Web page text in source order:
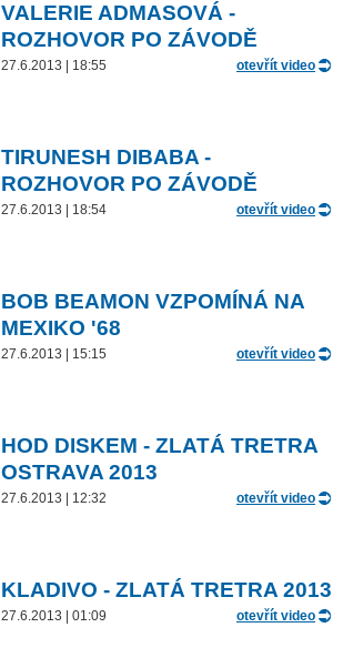
VALERIE ADMASOVÁ -
ROZHOVOR PO ZÁVODĚ
27.6.2013 | 18:55 otevřít video
TIRUNESH DIBABA -
ROZHOVOR PO ZÁVODĚ
27.6.2013 | 18:54 otevřít video
BOB BEAMON VZPOMÍNÁ NA
MEXIKO '68
27.6.2013 | 15:15 otevřít video
HOD DISKEM - ZLATÁ TRETRA
OSTRAVA 2013
27.6.2013 | 12:32 otevřít video
KLADIVO - ZLATÁ TRETRA 2013
27.6.2013 | 01:09 otevřít video